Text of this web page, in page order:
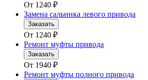
От 1240 ₽
Замена сальника левого привода
Заказать
От 1240 ₽
Ремонт муфты привода
Заказать
От 1940 ₽
Ремонт муфты полного привода